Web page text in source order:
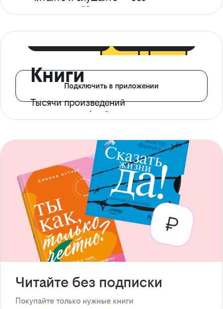
ограничений*
Книги
Тысячи произведений
с доступом офлайн
Подключить в приложении
Читайте без подписки
Покупайте только нужные книги